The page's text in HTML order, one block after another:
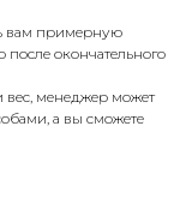
вам примерную
после окончательного
вес, менеджер может
а вы сможете